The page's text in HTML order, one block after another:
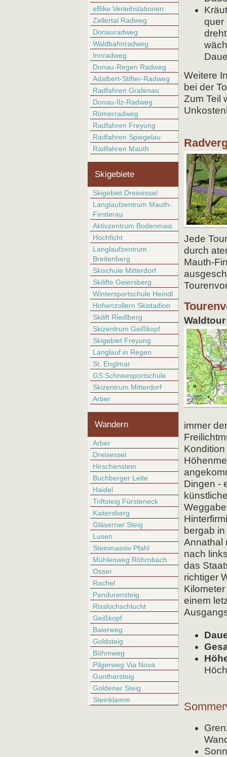
eBike Verleihstationen
Zellertal Radweg
Donauradweg
Waldbahnradweg
Innradweg
Donau-Regen Radweg
Adalbert-Stifter-Radweg
Radfahren Grafenau
Donau-Ilz-Radweg
Römerradweg
Radfahren Freyung
Radfahren Spiegelau
Radfahren Mauth
Skigebiete
Skigebiet Dreisessel
Langlaufzentrum Mauth-
Finsterau
Aktivzentrum Bodenmais
Hochficht
Langlaufzentrum
Breitenberg
Skischule Mitterdorf
Skilifte Geiersberg
Wintersportschule Heindl
Hohenzollern Skistadion
Skilift Riedlberg
Skizentrum Geißkopf
Skigebiet Freyung
Langlauf in Regen
St. Englmar
GS Schneesportschule
Skizentrum Mitterdorf
Arber
Wandern
Arber
Dreisessel
Hirschenstein
Buchberger Leite
Haidel
Triftsteig Fürsteneck
Kaitersberg
Gläserner Steig
Lusen
Steinmassiv Pfahl
Mühlenweg Röhrnbach
Osser
Rachel
Pandurensteig
Risslochschlucht
Geißkopf
Baierweg
Goldsteig
Böhmweg
Pilgerweg Via Nova
Gunthersteig
Goldener Steig
Steinklamm
quer
Weitere
bei der
Zum Teil
Jede
durch
Mauth-
Waldtour
immer
Dingen -
bergab
Annathal
nach
das
richtiger
einem